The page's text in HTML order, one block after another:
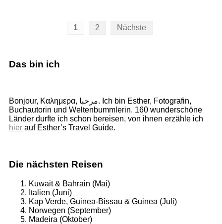
Seitennummerierung
1 2 Nächste
Das bin ich
Bonjour, Καλημερα, مرحبا. Ich bin Esther, Fotografin,
Buchautorin und Weltenbummlerin. 160 wunderschöne
Länder durfte ich schon bereisen, von ihnen erzähle ich
hier auf Esther’s Travel Guide.
Die nächsten Reisen
Kuwait & Bahrain (Mai)
Italien (Juni)
Kap Verde, Guinea-Bissau & Guinea (Juli)
Norwegen (September)
Madeira (Oktober)